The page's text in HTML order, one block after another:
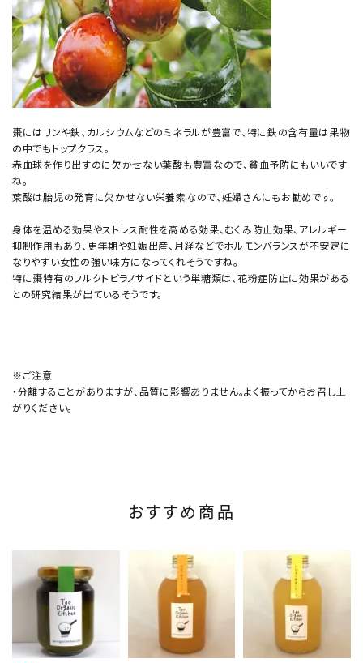
棗にはリンや鉄、カルシウムなどのミネラルが豊富で、特に鉄の含有量は果物
の中でもトップクラス。
赤血球を作り出すのに欠かせない葉酸も豊富なので、貧血予防にもいいです
ね。
葉酸は胎児の発育に欠かせない栄養素なので、妊婦さんにもお勧めです。
身体を温める効果やストレス耐性を高める効果、むくみ防止効果、アレルギー
抑制作用もあり、更年期や妊娠出産、月経などでホルモンバランスが不安定に
なりやすい女性の強い味方になってくれそうですね。
特に棗特有のフルクトピラノサイドという単糖類は、花粉症防止に効果がある
との研究結果が出ているそうです。
※ご注意
・分離することがありますが、品質に影響ありません。よく振ってからお召し上
がりください。
おすすめ商品